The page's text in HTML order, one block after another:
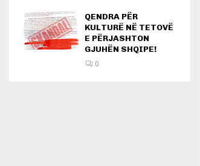
QENDRA PËR
KULTURË NË TETOVË
E PËRJASHTON
GJUHËN SHQIPE!
0